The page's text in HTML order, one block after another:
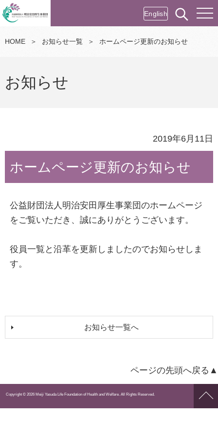
English
HOME ＞ お知らせ一覧 ＞ ホームページ更新のお知らせ
お知らせ
2019年6月11日
ホームページ更新のお知らせ
公益財団法人明治安田厚生事業団のホームページ
をご覧いただき、誠にありがとうございます。
役員一覧と沿革を更新しましたのでお知らせしま
す。
お知らせ一覧へ
ページの先頭へ戻る▲
ペー
Copyright © 2026 Meiji Yasuda Life Foundation of Health and Welfare. All Rights Reserved.